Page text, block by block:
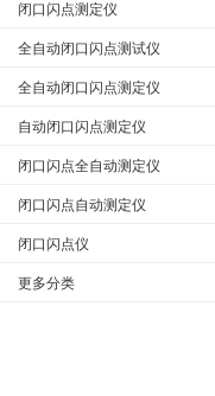
闭口闪点测定仪
全自动闭口闪点测试仪
全自动闭口闪点测定仪
自动闭口闪点测定仪
闭口闪点全自动测定仪
闭口闪点自动测定仪
闭口闪点仪
更多分类